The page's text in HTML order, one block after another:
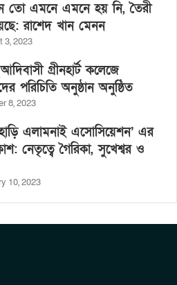
তো এমনে এমনে হয় নি, তৈরী
রাশেদ খান মেনন
3, 2023
গ্রীনহার্ট কলেজে
পরিচিতি অনুষ্ঠান অনুষ্ঠিত
8, 2023
এলামনাই এসোসিয়েশন’ এর
নেতৃত্বে গৈরিকা, সুখেশ্বর ও
10, 2023